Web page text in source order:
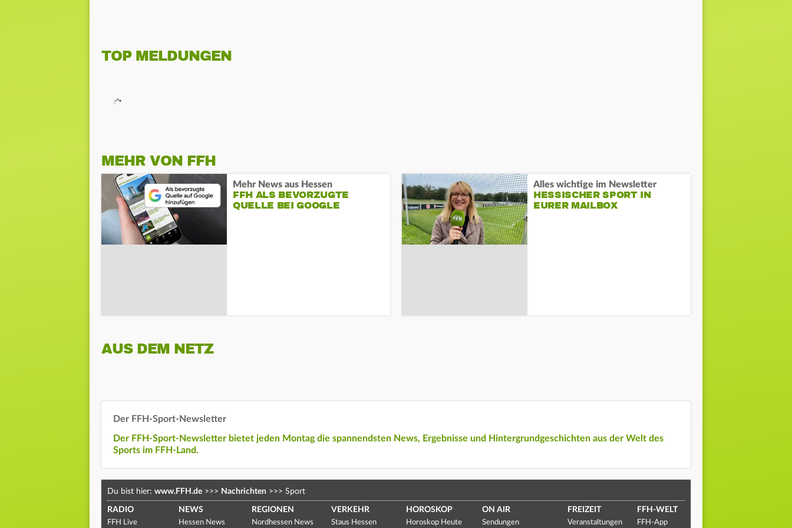
TOP MELDUNGEN
MEHR VON FFH
Mehr News aus Hessen
FFH ALS BEVORZUGTE
QUELLE BEI GOOGLE
Alles wichtige im Newsletter
HESSISCHER SPORT IN
EURER MAILBOX
AUS DEM NETZ
Der FFH-Sport-Newsletter
Der FFH-Sport-Newsletter bietet jeden Montag die spannendsten News, Ergebnisse und Hintergrundgeschichten aus der Welt des
Sports im FFH-Land.
Du bist hier: www.FFH.de >>> Nachrichten >>> Sport
RADIO
FFH Live
NEWS
Hessen News
REGIONEN
Nordhessen News
VERKEHR
Staus Hessen
HOROSKOP
Horoskop Heute
ON AIR
Sendungen
FREIZEIT
Veranstaltungen
FFH-WELT
FFH-App